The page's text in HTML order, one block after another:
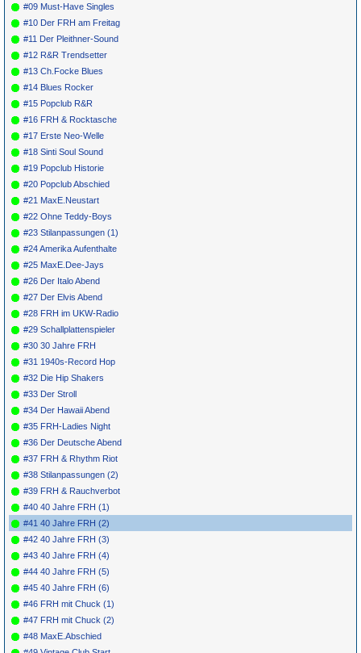
#09 Must-Have Singles
#10 Der FRH am Freitag
#11 Der Pleithner-Sound
#12 R&R Trendsetter
#13 Ch.Focke Blues
#14 Blues Rocker
#15 Popclub R&R
#16 FRH & Rocktasche
#17 Erste Neo-Welle
#18 Sinti Soul Sound
#19 Popclub Historie
#20 Popclub Abschied
#21 MaxE.Neustart
#22 Ohne Teddy-Boys
#23 Stilanpassungen (1)
#24 Amerika Aufenthalte
#25 MaxE.Dee-Jays
#26 Der Italo Abend
#27 Der Elvis Abend
#28 FRH im UKW-Radio
#29 Schallplattenspieler
#30 30 Jahre FRH
#31 1940s-Record Hop
#32 Die Hip Shakers
#33 Der Stroll
#34 Der Hawaii Abend
#35 FRH-Ladies Night
#36 Der Deutsche Abend
#37 FRH & Rhythm Riot
#38 Stilanpassungen (2)
#39 FRH & Rauchverbot
#40 40 Jahre FRH (1)
#41 40 Jahre FRH (2)
#42 40 Jahre FRH (3)
#43 40 Jahre FRH (4)
#44 40 Jahre FRH (5)
#45 40 Jahre FRH (6)
#46 FRH mit Chuck (1)
#47 FRH mit Chuck (2)
#48 MaxE.Abschied